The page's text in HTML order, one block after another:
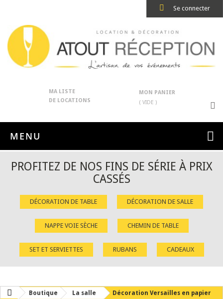
Se connecter
MA LISTE
DE LOCATIONS
MON PANIER
( VIDE )
MENU
PROFITEZ DE NOS FINS DE SÉRIE À PRIX
CASSÉS
DÉCORATION DE TABLE DÉCORATION DE SALLE
NAPPE VOIE SÈCHE CHEMIN DE TABLE
SET ET SERVIETTES RUBANS CADEAUX
Boutique La salle
Décoration Versailles en papier